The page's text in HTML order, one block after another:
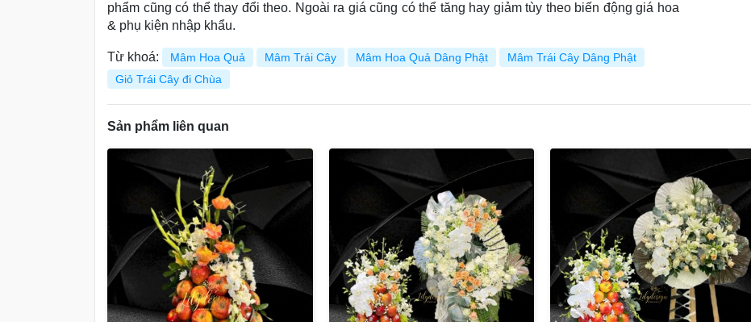
phẩm cũng có thể thay đổi theo. Ngoài ra giá cũng có thể tăng hay giảm tùy theo biến động giá hoa
& phụ kiện nhập khẩu.
Từ khoá: Mâm Hoa Quả Mâm Trái Cây Mâm Hoa Quả Dâng Phật
Mâm Trái Cây Dâng Phật
Giỏ Trái Cây đi Chùa
Sản phẩm liên quan